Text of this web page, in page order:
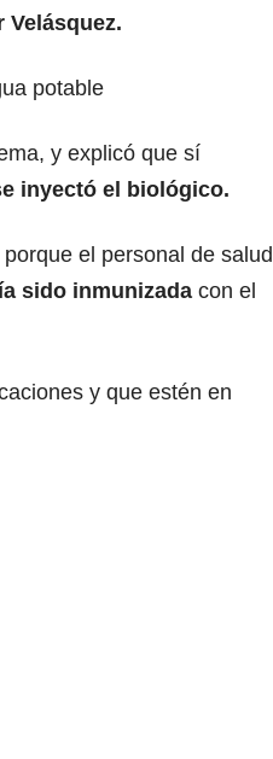
Velásquez.
potable
y explicó que sí
inyectó el biológico.
porque el personal de salud
sido inmunizada con el
y que estén en